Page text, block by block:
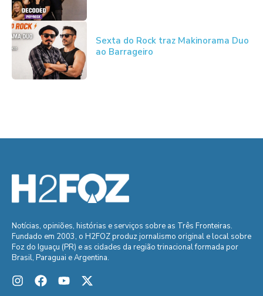
Sexta do Rock traz Makinorama Duo
ao Barrageiro
Notícias, opiniões, histórias e serviços sobre as Três Fronteiras.
Fundado em 2003, o H2FOZ produz jornalismo original e local sobre
Foz do Iguaçu (PR) e as cidades da região trinacional formada por
Brasil, Paraguai e Argentina.